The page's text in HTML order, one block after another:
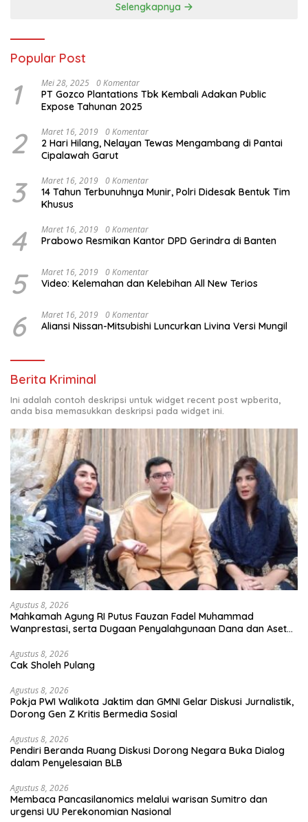
Selengkapnya
Popular Post
1 Mei 28, 2025 0 Komentar
PT Gozco Plantations Tbk Kembali Adakan Public
Expose Tahunan 2025
2 Maret 16, 2019 0 Komentar
2 Hari Hilang, Nelayan Tewas Mengambang di Pantai
Cipalawah Garut
3 Maret 16, 2019 0 Komentar
14 Tahun Terbunuhnya Munir, Polri Didesak Bentuk Tim
Khusus
4 Maret 16, 2019 0 Komentar
Prabowo Resmikan Kantor DPD Gerindra di Banten
5 Maret 16, 2019 0 Komentar
Video: Kelemahan dan Kelebihan All New Terios
6 Maret 16, 2019 0 Komentar
Aliansi Nissan-Mitsubishi Luncurkan Livina Versi Mungil
Berita Kriminal
Ini adalah contoh deskripsi untuk widget recent post wpberita,
anda bisa memasukkan deskripsi pada widget ini.
Agustus 8, 2026
Mahkamah Agung RI Putus Fauzan Fadel Muhammad
Wanprestasi, serta Dugaan Penyalahgunaan Dana dan Aset
Agustus 8, 2026
Cak Sholeh Pulang
Agustus 8, 2026
Pokja PWI Walikota Jaktim dan GMNI Gelar Diskusi Jurnalistik,
Dorong Gen Z Kritis Bermedia Sosial
Agustus 8, 2026
Pendiri Beranda Ruang Diskusi Dorong Negara Buka Dialog
dalam Penyelesaian BLB
Agustus 8, 2026
Membaca Pancasilanomics melalui warisan Sumitro dan
urgensi UU Perekonomian Nasional